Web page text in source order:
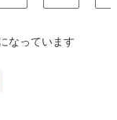
なっています